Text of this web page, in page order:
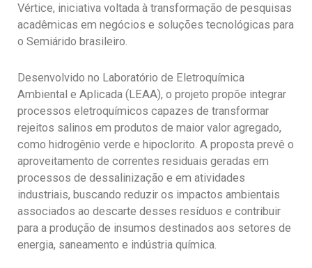
Vértice, iniciativa voltada à transformação de pesquisas
acadêmicas em negócios e soluções tecnológicas para
o Semiárido brasileiro.
Desenvolvido no Laboratório de Eletroquímica
Ambiental e Aplicada (LEAA), o projeto propõe integrar
processos eletroquímicos capazes de transformar
rejeitos salinos em produtos de maior valor agregado,
como hidrogênio verde e hipoclorito. A proposta prevê o
aproveitamento de correntes residuais geradas em
processos de dessalinização e em atividades
industriais, buscando reduzir os impactos ambientais
associados ao descarte desses resíduos e contribuir
para a produção de insumos destinados aos setores de
energia, saneamento e indústria química.